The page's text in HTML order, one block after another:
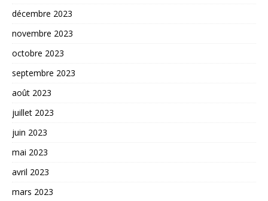
décembre 2023
novembre 2023
octobre 2023
septembre 2023
août 2023
juillet 2023
juin 2023
mai 2023
avril 2023
mars 2023